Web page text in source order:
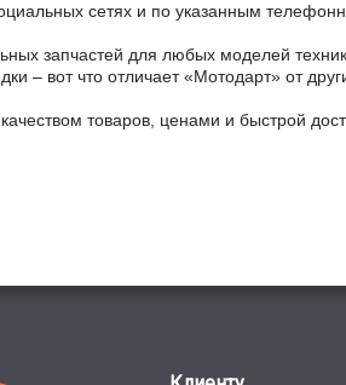
сетях и по указанным
запчастей для любых моделей
– вот что отличает «Мотодарт» от
товаров, ценами и быстрой